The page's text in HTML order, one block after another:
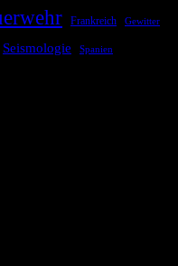
Frankreich Gewitter
Seismologie Spanien